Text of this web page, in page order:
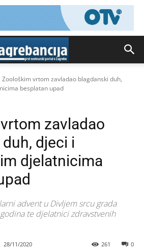
Zoološkim vrtom zavladao blagdanski duh,
besplatan upad
zavladao
djeci i
djelatnicima
advent u Divljem srcu grada
te djelatnici zdravstvenih
28/11/2020 0
261